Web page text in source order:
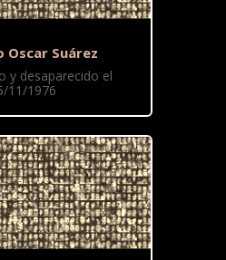
Oscar Suárez
y desaparecido el
11/1976